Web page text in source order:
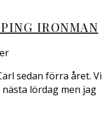
IRONMAN
sedan förra året. Vi
lördag men jag